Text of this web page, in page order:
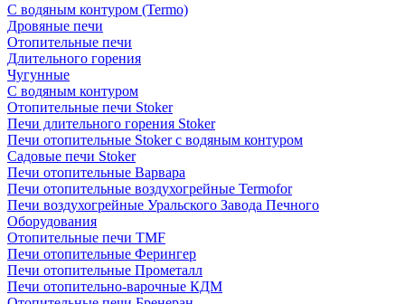
С водяным контуром (Termo)
Дровяные печи
Отопительные печи
Длительного горения
Чугунные
C водяным контуром
Отопительные печи Stoker
Печи длительного горения Stoker
Печи отопительные Stoker с водяным контуром
Садовые печи Stoker
Печи отопительные Варвара
Печи отопительные воздухогрейные Termofor
Печи воздухогрейные Уральского Завода Печного
Оборудования
Отопительные печи TMF
Печи отопительные Ферингер
Печи отопительные Прометалл
Печи отопительно-варочные КДМ